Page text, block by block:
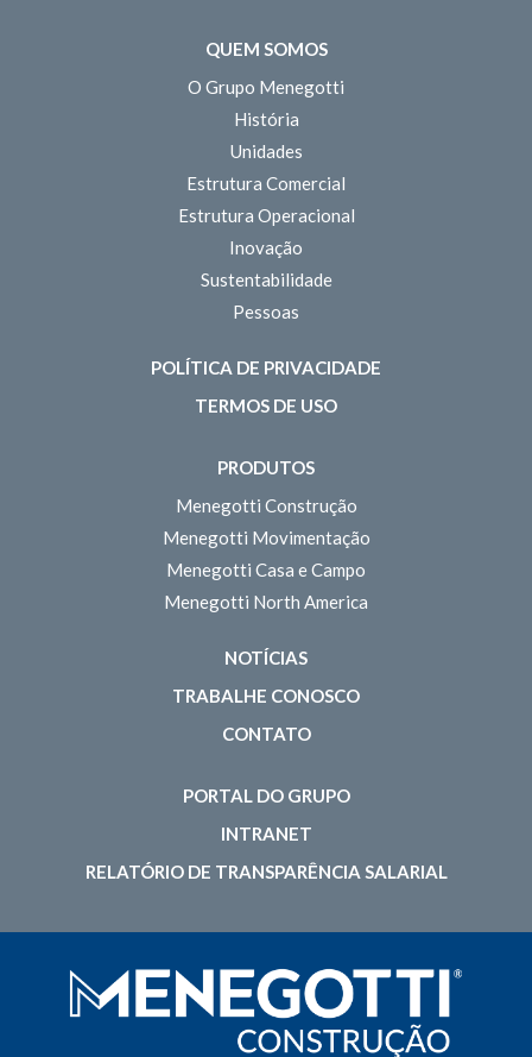
QUEM SOMOS
O Grupo Menegotti
História
Unidades
Estrutura Comercial
Estrutura Operacional
Inovação
Sustentabilidade
Pessoas
POLÍTICA DE PRIVACIDADE
TERMOS DE USO
PRODUTOS
Menegotti Construção
Menegotti Movimentação
Menegotti Casa e Campo
Menegotti North America
NOTÍCIAS
TRABALHE CONOSCO
CONTATO
PORTAL DO GRUPO
INTRANET
RELATÓRIO DE TRANSPARÊNCIA SALARIAL